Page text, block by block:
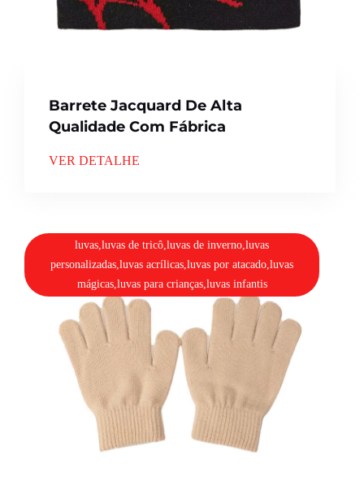
Barrete Jacquard De Alta
Qualidade Com Fábrica
VER DETALHE
luvas,luvas de tricô,luvas de inverno,luvas
personalizadas,luvas acrílicas,luvas por atacado,luvas
mágicas,luvas para crianças,luvas infantis